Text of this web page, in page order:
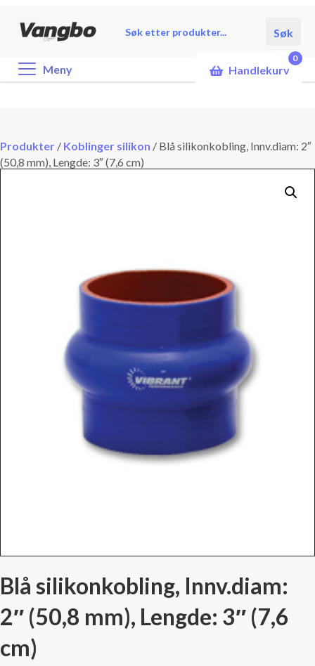
search
Søk
Meny Handlekurv
0
Produkter / Koblinger silikon / Blå silikonkobling, Innv.diam: 2″
(50,8 mm), Lengde: 3″ (7,6 cm)
Blå silikonkobling, Innv.diam:
2″ (50,8 mm), Lengde: 3″ (7,6
cm)